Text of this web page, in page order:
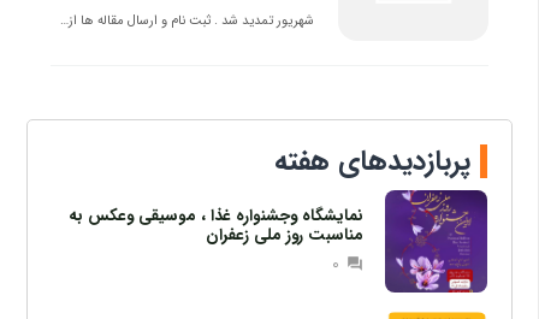
شهریور تمدید شد . ثبت نام و ارسال مقاله ها از…
پربازدیدهای هفته
نمایشگاه وجشنواره غذا ، موسیقی وعکس به
مناسبت روز ملی زعفران
question_answer
0